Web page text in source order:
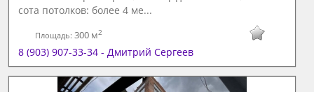
сота потолков: более 4 ме...
Площадь:300 м2
8 (903) 907-33-34 - Дмитрий Сергеев